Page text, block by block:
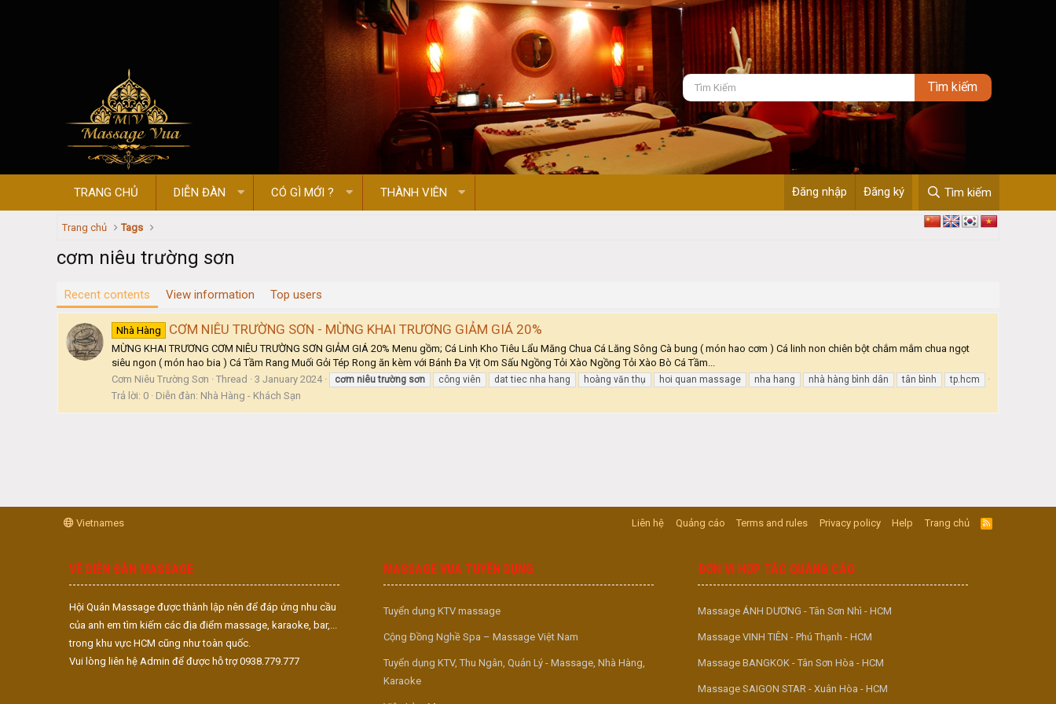
TRANG CHỦ DIỄN ĐÀN CÓ GÌ MỚI ? THÀNH VIÊN Đăng nhập Đăng ký Tìm kiếm
Trang chủ Tags
cơm niêu trường sơn
Recent contents View information Top users
Nhà Hàng CƠM NIÊU TRƯỜNG SƠN - MỪNG KHAI TRƯƠNG GIẢM GIÁ 20%
MỪNG KHAI TRƯƠNG CƠM NIÊU TRƯỜNG SƠN GIẢM GIÁ 20% Menu gồm; Cá Linh Kho Tiêu Lẩu Măng Chua Cá Lăng Sông Cà bung ( món hao cơm ) Cá linh non chiên bột chắm mắm chua ngọt
siêu ngon ( món hao bia ) Cá Tầm Rang Muối Gỏi Tép Rong ăn kèm với Bánh Đa Vịt Om Sấu Ngồng Tỏi Xào Ngồng Tỏi Xào Bò Cá Tầm...
Cơm Niêu Trường Sơn
Thread 3 January 2024 cơm niêu trường sơn công viên dat tiec nha hang hoàng văn thụ hoi quan massage nha hang nhà hàng bình dân tân bình tp.hcm
Trả lời: 0 Diễn đàn: Nhà Hàng - Khách Sạn
Vietnames Liên hệ Quảng cáo Terms and rules Privacy policy Help Trang chủ
R
S
VỀ DIỄN ĐÀN MASSAGE
Hội Quán Massage được thành lập nên để đáp ứng nhu cầu
của anh em tìm kiếm các địa điểm massage, karaoke, bar,...
trong khu vực HCM cũng như toàn quốc.
Vui lòng liên hệ Admin để được hỗ trợ 0938.779.777
MASSAGE VUA TUYỂN DỤNG
Tuyển dụng KTV massage
Cộng Đồng Nghề Spa – Massage Việt Nam
Tuyển dụng KTV, Thu Ngân, Quản Lý - Massage, Nhà Hàng,
Karaoke
ĐƠN VỊ HỢP TÁC QUẢNG CÁO
Massage ÁNH DƯƠNG - Tân Sơn Nhì - HCM
Massage VINH TIÊN - Phú Thạnh - HCM
Massage BANGKOK - Tân Sơn Hòa - HCM
Massage SAIGON STAR - Xuân Hòa - HCM